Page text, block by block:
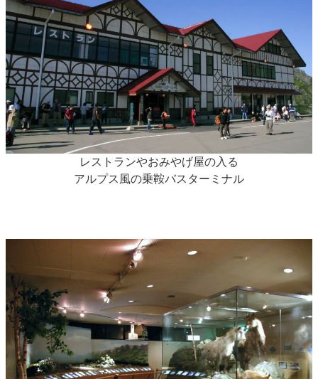
レストランやおみやげ屋の入る
アルプス風の乗鞍バスターミナル